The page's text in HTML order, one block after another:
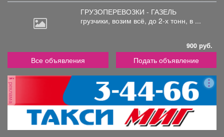
ГРУЗОПЕРЕВОЗКИ - ГАЗЕЛЬ
грузчики, возим всё, до 2-х тонн, в ...
900 руб.
Все объявления Подать объявление
реклама